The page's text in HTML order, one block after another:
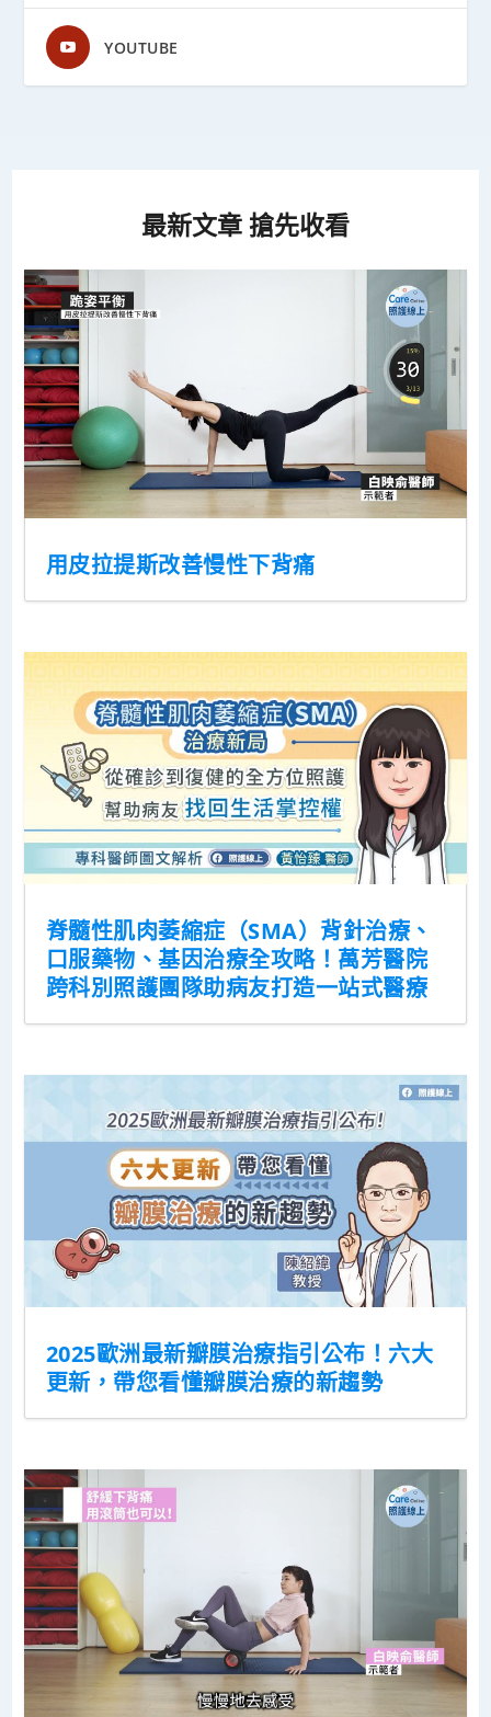
YOUTUBE
最新文章 搶先收看
用皮拉提斯改善慢性下背痛
脊髓性肌肉萎縮症（SMA）背針治療、
口服藥物、基因治療全攻略！萬芳醫院
跨科別照護團隊助病友打造一站式醫療
2025歐洲最新瓣膜治療指引公布！六大
更新，帶您看懂瓣膜治療的新趨勢